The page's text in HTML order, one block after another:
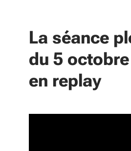
Approbation du
précédente séance
Régional -
remplacement b-
La séance
du 5
en replay